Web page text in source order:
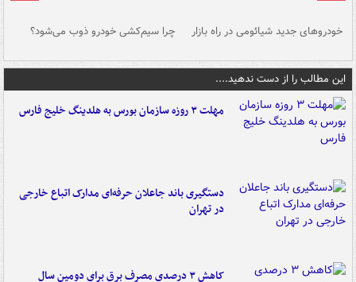
خودروهای جدید شیائومی در راه بازار چرا سیم‌کشی خودرو ذوب می‌شود؟
این مطالب را از دست ندهید....
مهلت ۳ روزه سازمان بورس به هلدینگ خلیج فارس
دستگیری باند جاعلان حرفه‌ای مدارک اتباع خارجی
در تهران
کاهش ۳ درصدی مصرف برق برای دومین سال